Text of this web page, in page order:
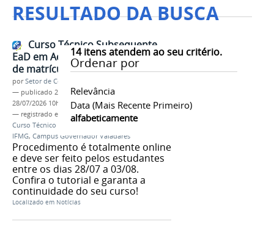
RESULTADO DA BUSCA
14itens atendem ao seu critério.
Ordenar por
Relevância
Data (mais Recente Primeiro)
alfabeticamente
Curso Técnico Subsequente
EaD em Administração: renovação
de matrículas 2026.1
porSetor de Comunicação
— publicado 28/07/2026—última modificação
28/07/2026 10h54
— registrado em:
renovação de matrícula
Curso Técnico Subsequente
IFMG, Campus Governador Valadares
Procedimento é totalmente online
e deve ser feito pelos estudantes
entre os dias 28/07 a 03/08.
Confira o tutorial e garanta a
continuidade do seu curso!
Localizado em Notícias